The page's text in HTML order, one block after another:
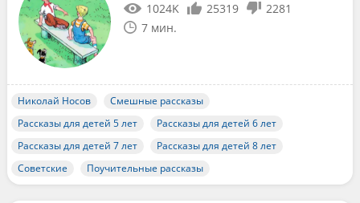
1024K 25319
2281
7 мин.
Николай Носов
Смешные рассказы
Рассказы для детей 5 лет
Рассказы для детей 6 лет
Рассказы для детей 7 лет
Рассказы для детей 8 лет
Советские
Поучительные рассказы